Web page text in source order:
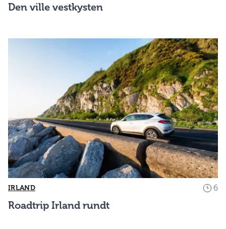
Den ville vestkysten
IRLAND 6
Roadtrip Irland rundt